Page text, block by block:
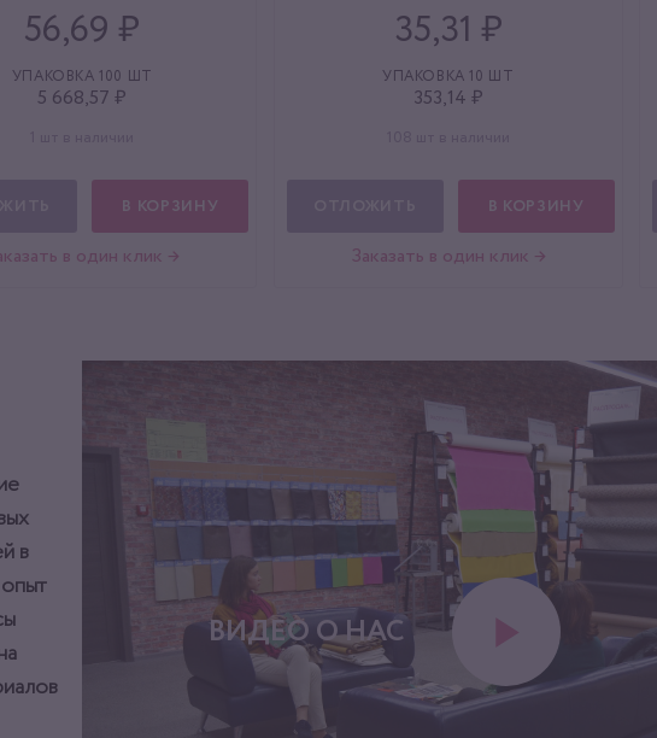
56,69 ₽
УПАКОВКА 100 ШТ
5 668,57 ₽
В КОРЗИНУ
в один клик →
35,31 ₽
УПАКОВКА 10 ШТ
353,14 ₽
В КОРЗИНУ
Заказать в один клик →
в
ВИДЕО О НАС